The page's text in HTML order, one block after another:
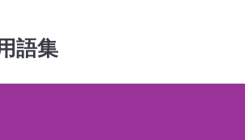
語集